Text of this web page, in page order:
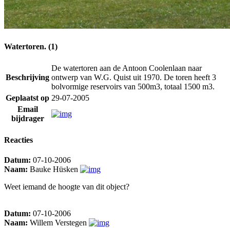
Watertoren. (1)
Beschrijving
De watertoren aan de Antoon Coolenlaan naar
ontwerp van W.G. Quist uit 1970. De toren heeft 3
bolvormige reservoirs van 500m3, totaal 1500 m3.
Geplaatst op 29-07-2005
Email
bijdrager
Reacties
Datum: 07-10-2006
Naam: Bauke Hüsken
Weet iemand de hoogte van dit object?
Datum: 07-10-2006
Naam: Willem Verstegen